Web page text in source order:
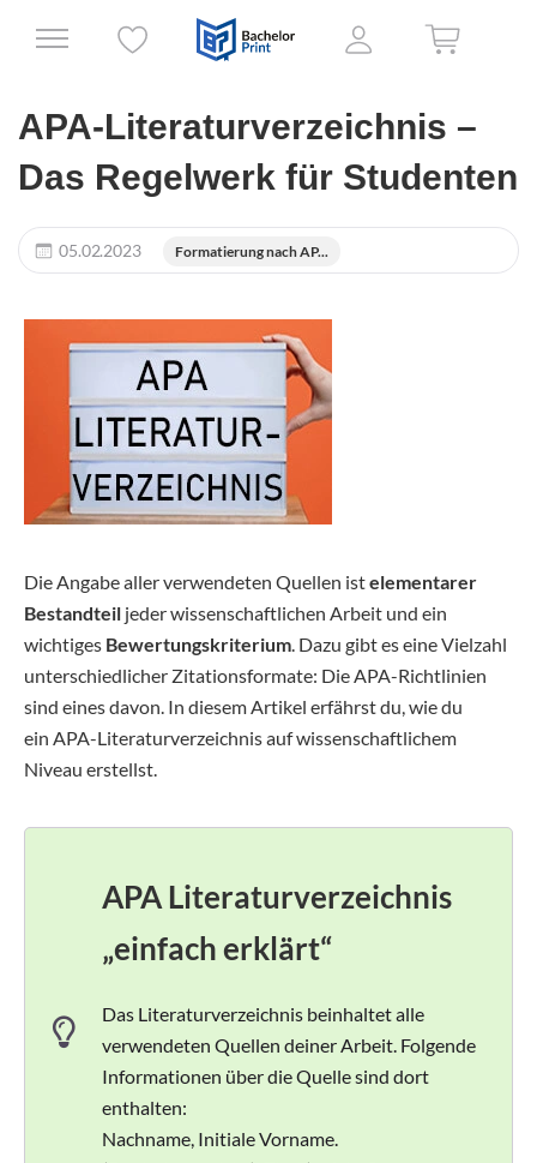
APA-Literaturverzeichnis –
Das Regelwerk für Studenten
05.02.2023 Formatierung nach AP...
Die Angabe aller verwendeten Quellen istelementarer
Bestandteil jeder wissenschaftlichen Arbeit und ein
wichtiges Bewertungskriterium. Dazu gibt es eine Vielzahl
unterschiedlicher Zitationsformate: Die APA-Richtlinien
sind eines davon. In diesem Artikel erfährst du, wie du
ein APA-Literaturverzeichnis auf wissenschaftlichem
Niveau erstellst.
APA Literaturverzeichnis
„einfach erklärt“
Das Literaturverzeichnis beinhaltet alle
verwendeten Quellen deiner Arbeit. Folgende
Informationen über die Quelle sind dort
enthalten:
Nachname, Initiale Vorname.